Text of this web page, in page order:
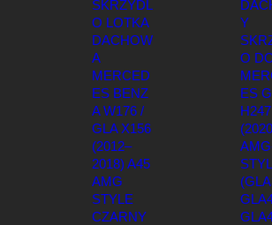
r
o
w
a
n
e
w
e
d
ł
u
g